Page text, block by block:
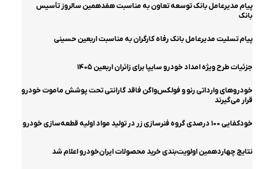
پیام مدیرعامل بانک توسعه تعاون به مناسبت هفدهمین سالروز تأسیس
بانک
پیام تسلیت مدیرعامل بانک رفاه کارگران به مناسبت اربعین حسینی
جزئیات طرح ویژه امداد خودرو سایپا برای زائران اربعین ۱۴۰۵
خودروهای وارداتی رنو و فولکس‌واگن فاقد گارانتی تحت پوشش ماموت خودرو
قرار می‌گیرند
خودکفایی ۱۰۰ درصدی گروه فنرسازی زر در تولید مواد اولیه قطعه‌سازی خودرو
نتایج چهاردهمین اولویت‌بندی خرید محصولات ایران‌خودرو اعلام شد